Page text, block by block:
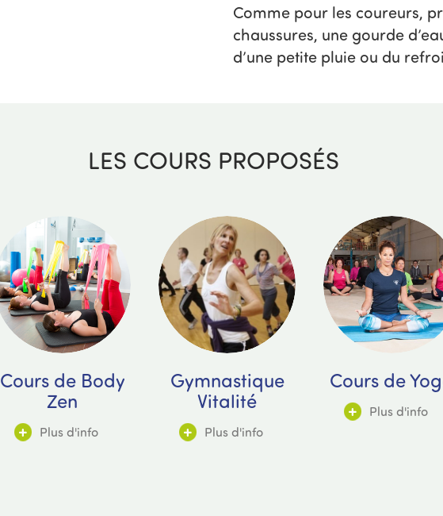
Comme pour les coureurs,
chaussures, une gourde
d’une petite pluie ou du
LES COURS PROPOSÉS
Cours de Body
Zen
Plus d'info
Gymnastique
Vitalité
Plus d'info
Cours de
Plus d'info